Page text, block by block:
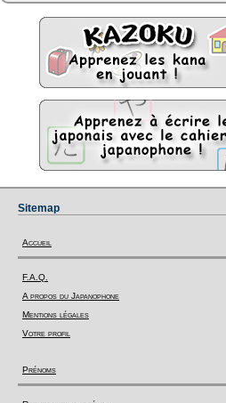
Sitemap
Accueil
F.A.Q.
A propos du Japanophone
Mentions légales
Votre profil
Prénoms